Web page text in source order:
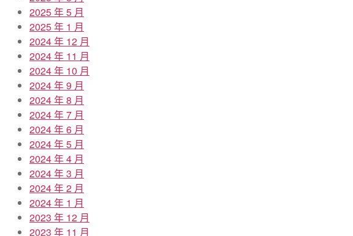
2025 年 5 月
2025 年 1 月
2024 年 12 月
2024 年 11 月
2024 年 10 月
2024 年 9 月
2024 年 8 月
2024 年 7 月
2024 年 6 月
2024 年 5 月
2024 年 4 月
2024 年 3 月
2024 年 2 月
2024 年 1 月
2023 年 12 月
2023 年 11 月